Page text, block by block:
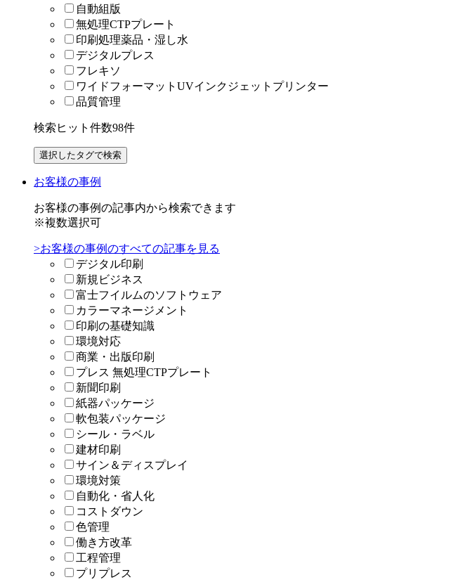
自動組版
無処理CTPプレート
印刷処理薬品・湿し水
デジタルプレス
フレキソ
ワイドフォーマットUVインクジェットプリンター
品質管理
検索ヒット件数98件
お客様の事例
お客様の事例の記事内から検索できます
※複数選択可
>お客様の事例のすべての記事を見る
デジタル印刷
新規ビジネス
富士フイルムのソフトウェア
カラーマネージメント
印刷の基礎知識
環境対応
商業・出版印刷
プレス 無処理CTPプレート
新聞印刷
紙器パッケージ
軟包装パッケージ
シール・ラベル
建材印刷
サイン＆ディスプレイ
環境対策
自動化・省人化
コストダウン
色管理
働き方改革
工程管理
プリプレス